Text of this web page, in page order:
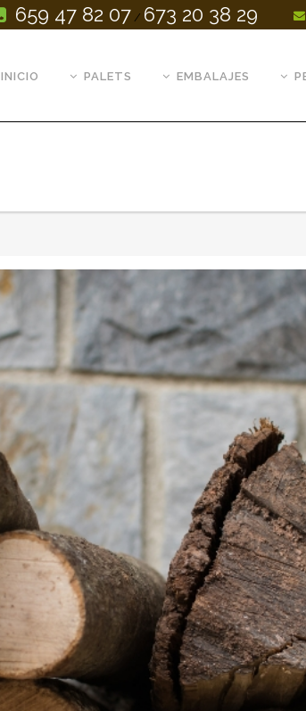
659 47 82 07 / 673 20 38 29
INICIO PALETS EMBALAJES